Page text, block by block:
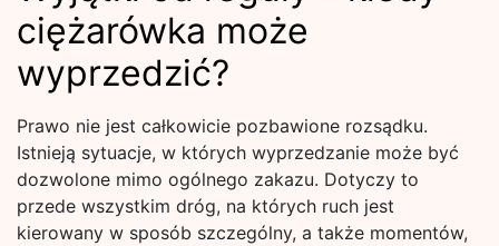
ciężarówka może
wyprzedzić?
Prawo nie jest całkowicie pozbawione rozsądku.
Istnieją sytuacje, w których wyprzedzanie może być
dozwolone mimo ogólnego zakazu. Dotyczy to
przede wszystkim dróg, na których ruch jest
kierowany w sposób szczególny, a także momentów,